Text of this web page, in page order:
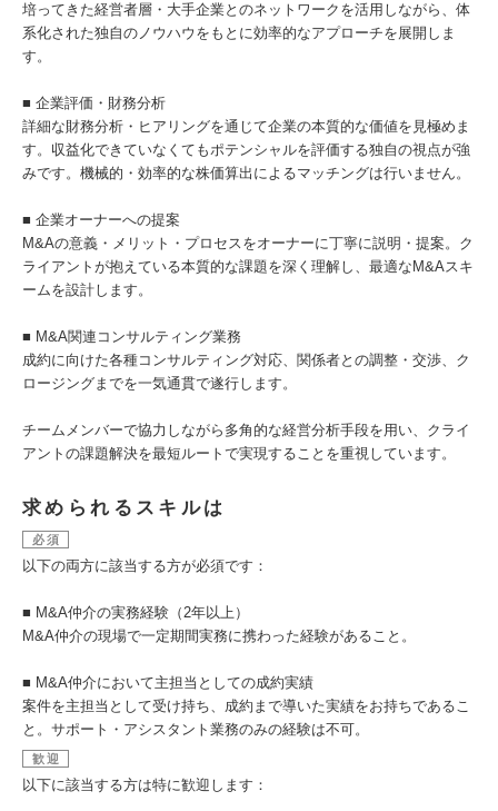
培ってきた経営者層・大手企業とのネットワークを活用しながら、体
系化された独自のノウハウをもとに効率的なアプローチを展開しま
す。
■ 企業評価・財務分析
詳細な財務分析・ヒアリングを通じて企業の本質的な価値を見極めま
す。収益化できていなくてもポテンシャルを評価する独自の視点が強
みです。機械的・効率的な株価算出によるマッチングは行いません。
■ 企業オーナーへの提案
M&Aの意義・メリット・プロセスをオーナーに丁寧に説明・提案。ク
ライアントが抱えている本質的な課題を深く理解し、最適なM&Aスキ
ームを設計します。
■ M&A関連コンサルティング業務
成約に向けた各種コンサルティング対応、関係者との調整・交渉、ク
ロージングまでを一気通貫で遂行します。
チームメンバーで協力しながら多角的な経営分析手段を用い、クライ
アントの課題解決を最短ルートで実現することを重視しています。
求められるスキルは
必須
以下の両方に該当する方が必須です：
■ M&A仲介の実務経験（2年以上）
M&A仲介の現場で一定期間実務に携わった経験があること。
■ M&A仲介において主担当としての成約実績
案件を主担当として受け持ち、成約まで導いた実績をお持ちであるこ
と。サポート・アシスタント業務のみの経験は不可。
歓迎
以下に該当する方は特に歓迎します：